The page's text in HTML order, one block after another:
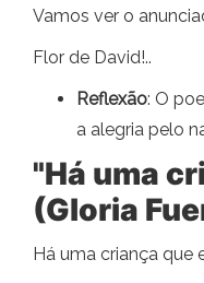
Vamos ver o
Flor de David!..
Reflexão: O
a alegria pelo
"Há uma
(Gloria
Há uma criança que